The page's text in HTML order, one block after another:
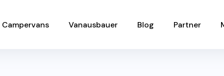
Campervans Vanausbauer Blog Partner